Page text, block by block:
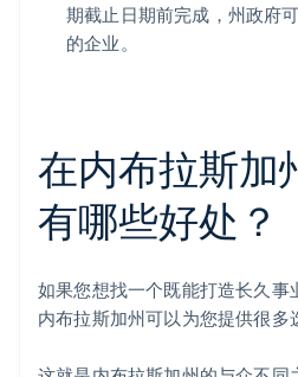
期截止日期前完成，州政府
的企业。
在内布拉斯加
有哪些好处？
如果您想找一个既能打造长久事
内布拉斯加州可以为您提供很多